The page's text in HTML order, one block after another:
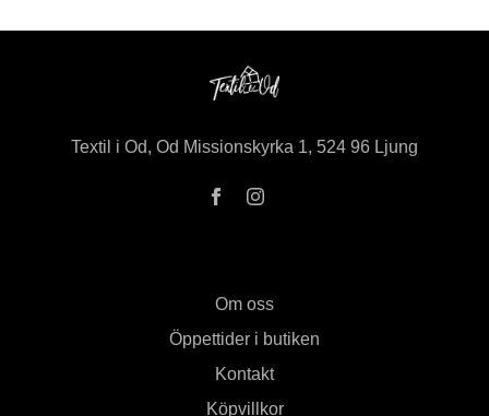
Textil i Od, Od Missionskyrka 1, 524 96 Ljung
Om oss
Öppettider i butiken
Kontakt
Köpvillkor